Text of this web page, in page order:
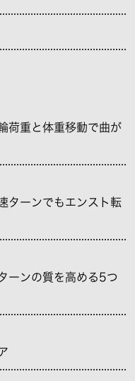
荷重と体重移動で曲が
ターンでもエンスト転
ーンの質を高める5つ